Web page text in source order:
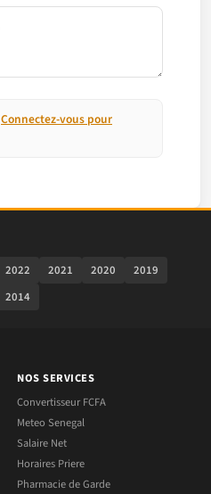
Connectez-vous pour
2022 2021 2020
2019
2014
NOS SERVICES
Convertisseur FCFA
Meteo Senegal
Salaire Net
Horaires Priere
Pharmacie de Garde